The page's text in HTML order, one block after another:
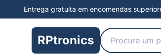
Entrega gratuita em encomendas
RPtronics